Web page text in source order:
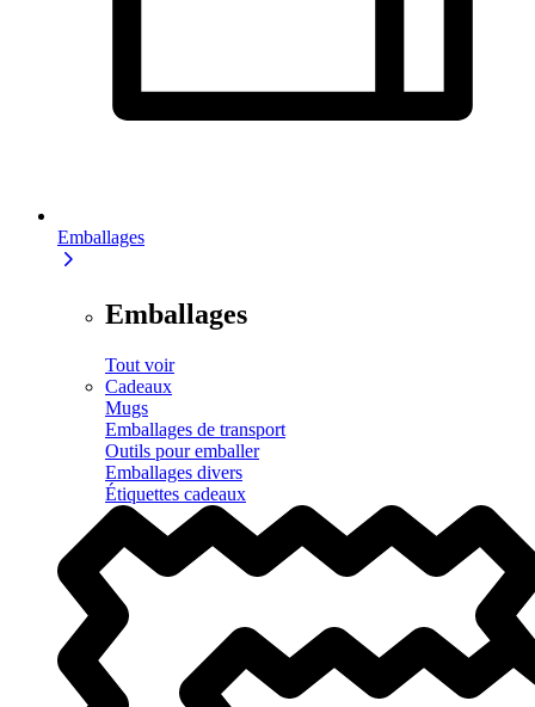
Emballages
Emballages
Tout voir
Cadeaux
Mugs
Emballages de transport
Outils pour emballer
Emballages divers
Étiquettes cadeaux